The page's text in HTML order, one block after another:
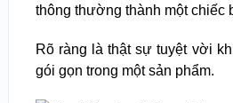
thông thường thành một chiếc
Rõ ràng là thật sự tuyệt vời
gói gọn trong một sản phẩm.